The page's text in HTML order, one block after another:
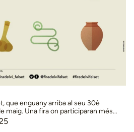
que enguany arriba al seu 30è
maig. Una fira on participaran més
de la DO Montsant i la DOQ Priorat i
al públic. Un esdeveniment que